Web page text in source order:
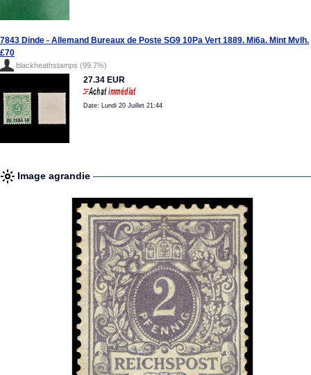
7843 Dinde - Allemand Bureaux de Poste SG9 10Pa Vert 1889. Mi6a. Mint Mvlh.
£70
blackheathstamps (99.7%)
27.34 EUR
Date: Lundi 20 Juillet 21:44
Image agrandie